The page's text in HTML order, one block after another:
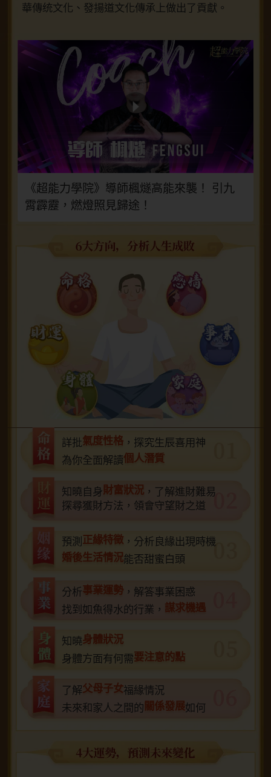
華傳统文化、發揚道文化傳承上做出了貢獻。
《超能力學院》導師楓燧高能來襲！ 引九
霄霹靂，燃燈照見歸途！
詳批氣度性格，探究生辰喜用神
為你全面解讀個人潛質
知曉自身 財富狀況，了解進財難易
探尋獲財方法，領會守望財之道
預測 正緣特徵，分析良緣出現時機
婚後生活情況能否甜蜜白頭
分析事業運勢，解答事業困惑
找到如魚得水的行業， 謀求機遇
知曉身體狀況
身體方面有何需要注意的點
了解父母子女福緣情況
未來和家人之間的 關係發展如何